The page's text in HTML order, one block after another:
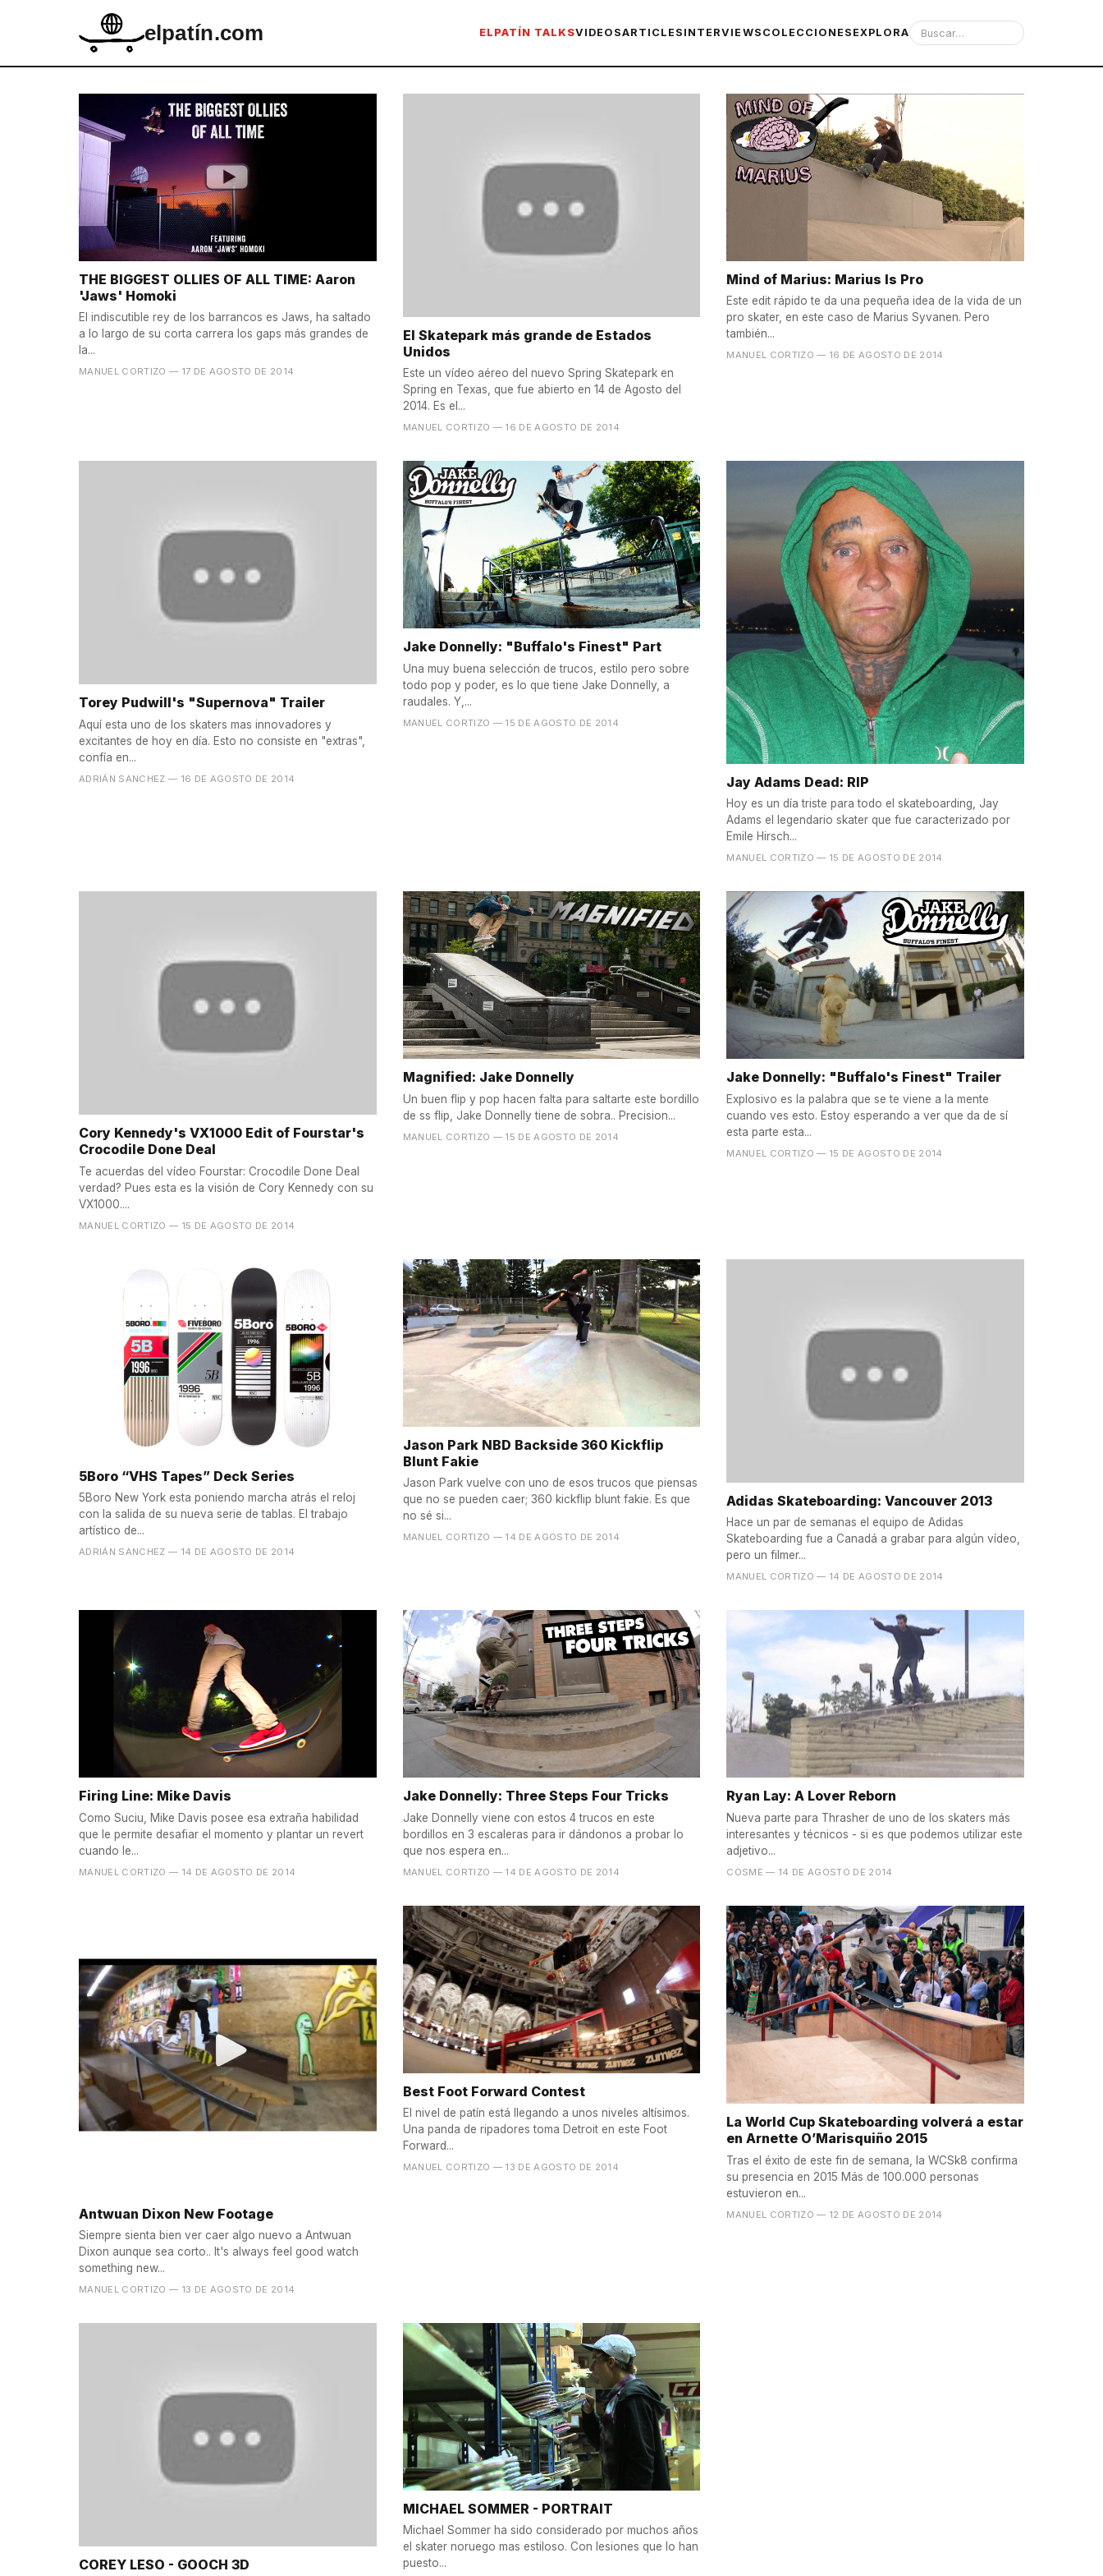
elpatín.com ELPATÍN TALKSVIDEOSARTICLES INTERVIEWS COLECCIONES EXPLORA
THE BIGGEST OLLIES OF ALL TIME: Aaron
'Jaws' Homoki
El indiscutible rey de los barrancos es Jaws, ha saltado
a lo largo de su corta carrera los gaps más grandes de
la...
MANUEL CORTIZO — 17 DE AGOSTO DE 2014
El Skatepark más grande de Estados
Unidos
Este un vídeo aéreo del nuevo Spring Skatepark en
Spring en Texas, que fue abierto en 14 de Agosto del
2014. Es el...
MANUEL CORTIZO — 16 DE AGOSTO DE 2014
Mind of Marius: Marius Is Pro
Este edit rápido te da una pequeña idea de la vida de un
pro skater, en este caso de Marius Syvanen. Pero
también...
MANUEL CORTIZO — 16 DE AGOSTO DE 2014
Torey Pudwill's "Supernova" Trailer
Aquí esta uno de los skaters mas innovadores y
excitantes de hoy en día. Esto no consiste en "extras",
confía en...
ADRIÁN SANCHEZ — 16 DE AGOSTO DE 2014
Jake Donnelly: "Buffalo's Finest" Part
Una muy buena selección de trucos, estilo pero sobre
todo pop y poder, es lo que tiene Jake Donnelly, a
raudales. Y,...
MANUEL CORTIZO — 15 DE AGOSTO DE 2014
Jay Adams Dead: RIP
Hoy es un día triste para todo el skateboarding, Jay
Adams el legendario skater que fue caracterizado por
Emile Hirsch...
MANUEL CORTIZO — 15 DE AGOSTO DE 2014
Cory Kennedy's VX1000 Edit of Fourstar's
Crocodile Done Deal
Te acuerdas del vídeo Fourstar: Crocodile Done Deal
verdad? Pues esta es la visión de Cory Kennedy con su
VX1000....
MANUEL CORTIZO — 15 DE AGOSTO DE 2014
Magnified: Jake Donnelly
Un buen flip y pop hacen falta para saltarte este bordillo
de ss flip, Jake Donnelly tiene de sobra.. Precision...
MANUEL CORTIZO — 15 DE AGOSTO DE 2014
Jake Donnelly: "Buffalo's Finest" Trailer
Explosivo es la palabra que se te viene a la mente
cuando ves esto. Estoy esperando a ver que da de sí
esta parte esta...
MANUEL CORTIZO — 15 DE AGOSTO DE 2014
5Boro “VHS Tapes” Deck Series
5Boro New York esta poniendo marcha atrás el reloj
con la salida de su nueva serie de tablas. El trabajo
artístico de...
ADRIÁN SANCHEZ — 14 DE AGOSTO DE 2014
Jason Park NBD Backside 360 Kickflip
Blunt Fakie
Jason Park vuelve con uno de esos trucos que piensas
que no se pueden caer; 360 kickflip blunt fakie. Es que
no sé si...
MANUEL CORTIZO — 14 DE AGOSTO DE 2014
Adidas Skateboarding: Vancouver 2013
Hace un par de semanas el equipo de Adidas
Skateboarding fue a Canadá a grabar para algún vídeo,
pero un filmer...
MANUEL CORTIZO — 14 DE AGOSTO DE 2014
Firing Line: Mike Davis
Como Suciu, Mike Davis posee esa extraña habilidad
que le permite desafiar el momento y plantar un revert
cuando le...
MANUEL CORTIZO — 14 DE AGOSTO DE 2014
Jake Donnelly: Three Steps Four Tricks
Jake Donnelly viene con estos 4 trucos en este
bordillos en 3 escaleras para ir dándonos a probar lo
que nos espera en...
MANUEL CORTIZO — 14 DE AGOSTO DE 2014
Ryan Lay: A Lover Reborn
Nueva parte para Thrasher de uno de los skaters más
interesantes y técnicos - si es que podemos utilizar este
adjetivo...
COSME — 14 DE AGOSTO DE 2014
Antwuan Dixon New Footage
Siempre sienta bien ver caer algo nuevo a Antwuan
Dixon aunque sea corto.. It's always feel good watch
something new...
MANUEL CORTIZO — 13 DE AGOSTO DE 2014
Best Foot Forward Contest
El nivel de patín está llegando a unos niveles altísimos.
Una panda de ripadores toma Detroit en este Foot
Forward...
MANUEL CORTIZO — 13 DE AGOSTO DE 2014
La World Cup Skateboarding volverá a estar
en Arnette O’Marisquiño 2015
Tras el éxito de este fin de semana, la WCSk8 confirma
su presencia en 2015 Más de 100.000 personas
estuvieron en...
MANUEL CORTIZO — 12 DE AGOSTO DE 2014
COREY LESO - GOOCH 3D
MICHAEL SOMMER - PORTRAIT
Michael Sommer ha sido considerado por muchos años
el skater noruego mas estiloso. Con lesiones que lo han
puesto...